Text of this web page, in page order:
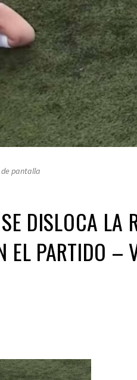
pantalla
DISLOCA LA
EL PARTIDO –